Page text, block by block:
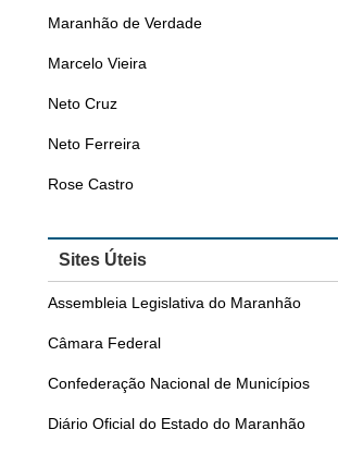
Maranhão de Verdade
Marcelo Vieira
Neto Cruz
Neto Ferreira
Rose Castro
Sites Úteis
Assembleia Legislativa do Maranhão
Câmara Federal
Confederação Nacional de Municípios
Diário Oficial do Estado do Maranhão